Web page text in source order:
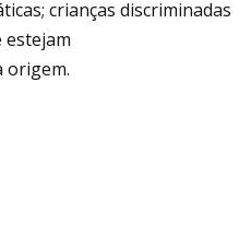
crianças discriminadas
estejam
origem.